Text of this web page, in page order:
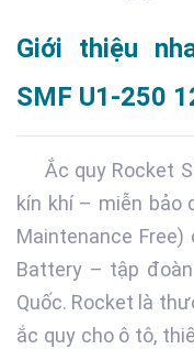
Giới thiệu
SMF U1-250
Ắc quy Rocket
kín khí – miễn bảo
Maintenance Free)
Battery – tập
Quốc. Rocket là
ắc quy cho ô tô,